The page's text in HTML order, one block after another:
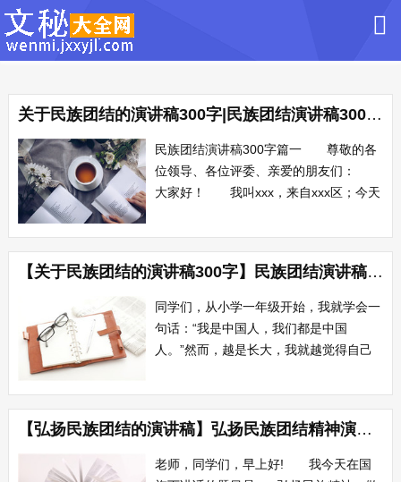
关于民族团结的演讲稿300字|民族团结演讲稿300字十篇
民族团结演讲稿300字篇一 尊敬的各
位领导、各位评委、亲爱的朋友们：
大家好！ 我叫xxx，来自xxx区；今天
共同团结奋进》。 家是一个家，国是
大中国，每当我听到这首歌，都会激情澎
湃，作为中国的炎皇子孙，倍加感受到我
们团结奋进，共创美好幸福生活的重大
意...
【关于民族团结的演讲稿300字】民族团结演讲稿范文300字
同学们，从小学一年级开始，我就学会一
句话：“我是中国人，我们都是中国
人。”然而，越是长大，我就越觉得自己
方演讲台上，我想问问所有的同学
们，“你们了解自己的祖国吗?”也许你们
会说：“当然!”然后扳着指头说给我听
—— 我知道中华文明上下五千年，四
大发明改变了世界...
【弘扬民族团结的演讲稿】弘扬民族团结精神演讲稿范文
老师，同学们，早上好! 我今天在国